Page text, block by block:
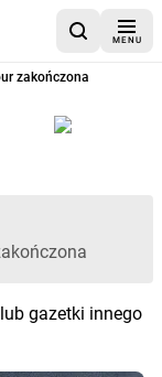
MENU
zakończona
gazetki innego